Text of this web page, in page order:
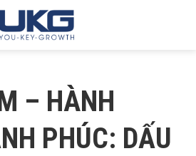
– HÀNH
PHÚC: DẤU